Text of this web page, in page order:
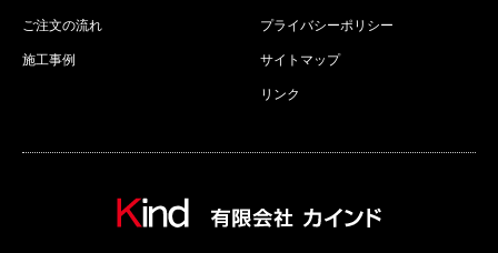
ご注文の流れ
施工事例
プライバシーポリシー
サイトマップ
リンク